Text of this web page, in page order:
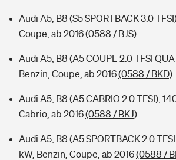
Audi A5, B8 (S5 SPORTBACK 3.0
Coupe, ab 2016(0588 / BJS)
Audi A5, B8 (A5 COUPE 2.0 TFSI
Benzin, Coupe, ab 2016(0588 / BKD)
Audi A5, B8 (A5 CABRIO 2.0 TFSI),
Cabrio, ab 2016(0588 / BKJ)
Audi A5, B8 (A5 SPORTBACK 2.0
kW, Benzin, Coupe, ab 2016(0588 /